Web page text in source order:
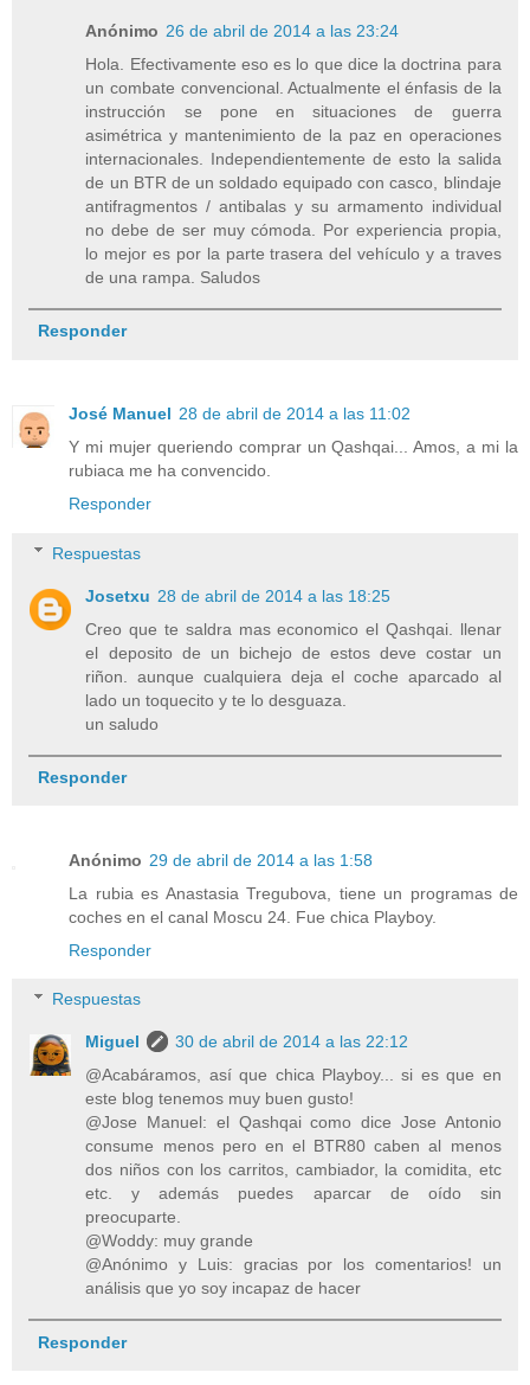
Anónimo 26 de abril de 2014 a las 23:24
Hola. Efectivamente eso es lo que dice la doctrina para
un combate convencional. Actualmente el énfasis de la
instrucción se pone en situaciones de guerra
asimétrica y mantenimiento de la paz en operaciones
internacionales. Independientemente de esto la salida
de un BTR de un soldado equipado con casco, blindaje
antifragmentos / antibalas y su armamento individual
no debe de ser muy cómoda. Por experiencia propia,
lo mejor es por la parte trasera del vehículo y a traves
de una rampa. Saludos
Responder
José Manuel 28 de abril de 2014 a las 11:02
Y mi mujer queriendo comprar un Qashqai... Amos, a mi la
rubiaca me ha convencido.
Responder
Respuestas
Josetxu 28 de abril de 2014 a las 18:25
Creo que te saldra mas economico el Qashqai. llenar
el deposito de un bichejo de estos deve costar un
riñon. aunque cualquiera deja el coche aparcado al
lado un toquecito y te lo desguaza.
un saludo
Responder
Anónimo 29 de abril de 2014 a las 1:58
La rubia es Anastasia Tregubova, tiene un programas de
coches en el canal Moscu 24. Fue chica Playboy.
Responder
Respuestas
Miguel
30 de abril de 2014 a las 22:12
@Acabáramos, así que chica Playboy... si es que en
este blog tenemos muy buen gusto!
@Jose Manuel: el Qashqai como dice Jose Antonio
consume menos pero en el BTR80 caben al menos
dos niños con los carritos, cambiador, la comidita, etc
etc. y además puedes aparcar de oído sin
preocuparte.
@Woddy: muy grande
@Anónimo y Luis: gracias por los comentarios! un
análisis que yo soy incapaz de hacer
Responder